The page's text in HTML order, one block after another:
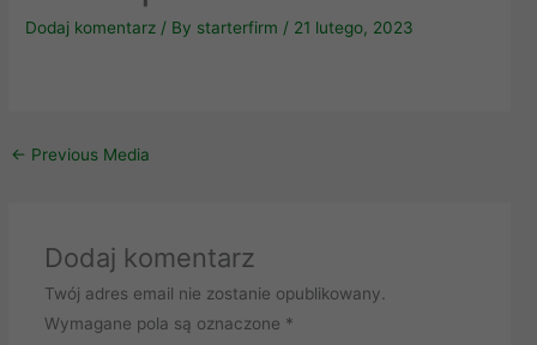
Dodaj komentarz / By starterfirm / 21 lutego, 2023
← Previous Media
Dodaj komentarz
Twój adres email nie zostanie opublikowany.
Wymagane pola są oznaczone *